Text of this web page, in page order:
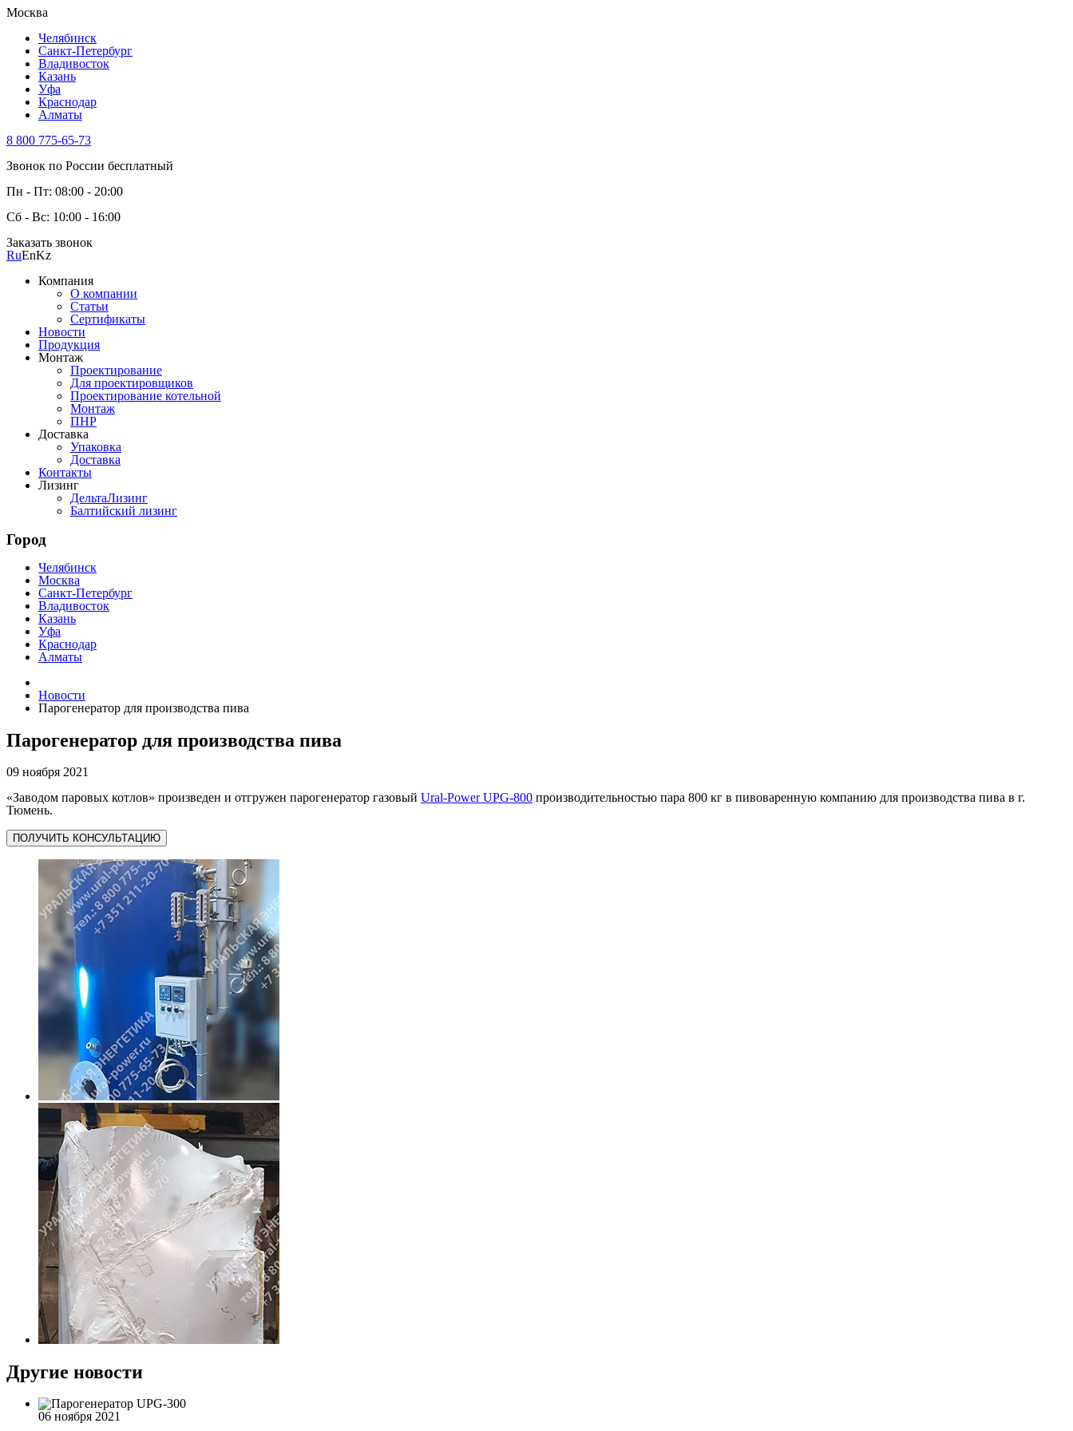
Москва
Челябинск
Санкт-Петербург
Владивосток
Казань
Уфа
Краснодар
Алматы
8 800 775-65-73
Звонок по России бесплатный
Пн - Пт: 08:00 - 20:00
Сб - Вс: 10:00 - 16:00
Заказать звонок
RuEnKz
Компания
О компании
Статьи
Сертификаты
Новости
Продукция
Монтаж
Проектирование
Для проектировщиков
Проектирование котельной
Монтаж
ПНР
Доставка
Упаковка
Доставка
Контакты
Лизинг
ДельтаЛизинг
Балтийский лизинг
Город
Челябинск
Москва
Санкт-Петербург
Владивосток
Казань
Уфа
Краснодар
Алматы
Новости
Парогенератор для производства пива
Парогенератор для производства пива
09 ноября 2021
«Заводом паровых котлов» произведен и отгружен парогенератор газовый Ural-Power UPG-800 производительностью пара 800 кг в пивоваренную компанию для производства пива в г.
Тюмень.
ПОЛУЧИТЬ КОНСУЛЬТАЦИЮ
Другие новости
06 ноября 2021